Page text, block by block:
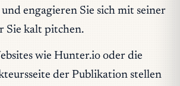
engagieren Sie sich mit seiner
Sie kalt pitchen.
wie Hunter.io oder die
der Publikation stellen